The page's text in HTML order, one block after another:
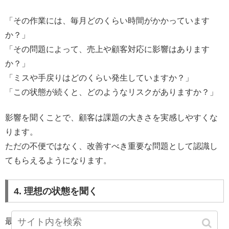
「その作業には、毎月どのくらい時間がかかっています
か？」
「その問題によって、売上や顧客対応に影響はあります
か？」
「ミスや手戻りはどのくらい発生していますか？」
「この状態が続くと、どのようなリスクがありますか？」
影響を聞くことで、顧客は課題の大きさを実感しやすくな
ります。
ただの不便ではなく、改善すべき重要な問題として認識し
てもらえるようになります。
4. 理想の状態を聞く
最後に、顧客が本当はどうなりたいのかを聞きます。